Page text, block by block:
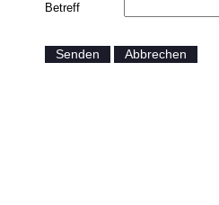
Betreff
Senden Abbrechen